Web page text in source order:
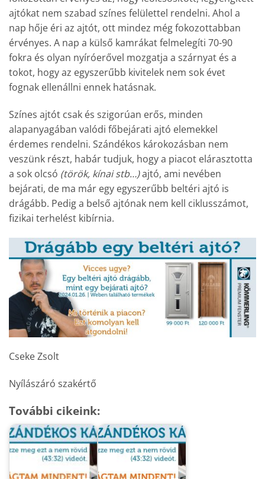
ajtókat nem szabad színes felülettel rendelni. Ahol a
nap hője éri az ajtót, ott mindez még fokozottabban
érvényes. A nap a külső kamrákat felmelegíti 70-90
fokra és olyan nyíróerővel mozgatja a szárnyat és a
tokot, hogy az egyszerűbb kivitelek nem sok évet
fognak ellenállni ennek hatásnak.
Színes ajtót csak és szigorúan erős, minden
alapanyagában valódi főbejárati ajtó elemekkel
érdemes rendelni. Szándékos károkozásban nem
veszünk részt, habár tudjuk, hogy a piacot elárasztotta
a sok olcsó (török, kínai stb…)ajtó, ami nevében
bejárati, de ma már egy egyszerűbb beltéri ajtó is
drágább. Pedig a belső ajtónak nem kell ciklusszámot,
fizikai terhelést kibírnia.
Cseke Zsolt
Nyílászáró szakértő
További cikeink: